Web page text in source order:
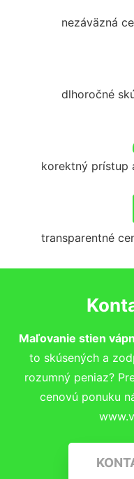
nezáväzná
dlhoročné
korektný prístup
transparentné
Maľovanie stien
to skúsených a
rozumný peniaz?
cenovú ponuku